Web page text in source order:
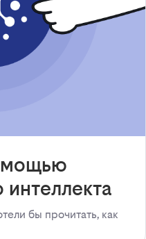
интеллекта
бы прочитать, как